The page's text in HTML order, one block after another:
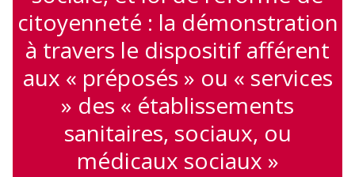
citoyenneté : la démonstration
à travers le dispositif afférent
aux « préposés » ou « services
» des « établissements
sanitaires, sociaux, ou
médicaux sociaux »